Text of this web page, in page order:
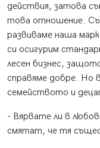
действия, затова
това отношение.
развиваме наша
си осигурим
лесен бизнес,
справяме добре. Но
семейството и
- Вярвате ли в
смятат, че тя